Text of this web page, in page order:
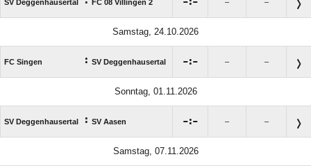
SV Deggenhausertal FC 08 Villingen 2 – –
Samstag, 24.10.2026
FC Singen : SV Deggenhausertal : – –
Sonntag, 01.11.2026
SV Deggenhausertal : SV Aasen : – –
Samstag, 07.11.2026